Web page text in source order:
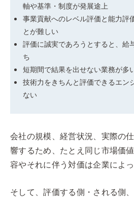
軸や基準・制度が発展途上
事業貢献へのレベル評価と能力評
とが難しい
評価に誠実であろうとすると、給
ち
短期間で結果を出せない業務が多
技術力をきちんと評価できるエン
ない
会社の規模、経営状況、実際の
響するため、たとえ同じ市場価
容やそれに伴う対価は企業によっ
そして、評価する側・される側